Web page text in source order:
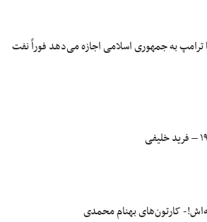
ترامپ به جمهوری اسلامی اجازه می‌دهد فوراً نفت
کارتون‌های بهنام محمدی